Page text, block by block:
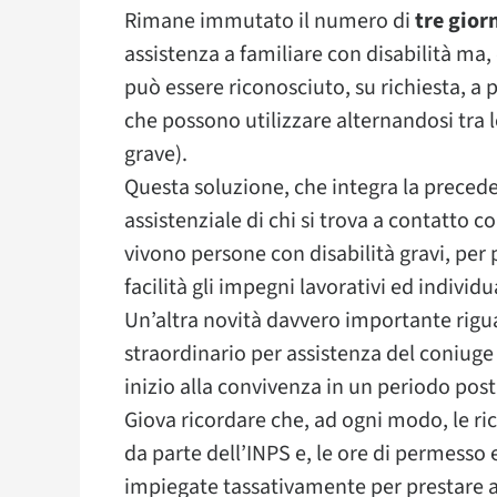
Rimane immutato il numero ditre
assistenza a familiare con disabilità
può essere riconosciuto, su richiesta,
che possono utilizzare alternandosi tra
grave).
Questa soluzione, che integra la
assistenziale di chi si trova a contatto
vivono persone con disabilità gravi,
facilità gli impegni lavorativi ed
Un’altra novità davvero importante
straordinario per assistenza del
inizio alla convivenza in un periodo
Giova ricordare che, ad ogni modo, le
da parte dell’INPS e, le ore di
impiegate tassativamente per prestare